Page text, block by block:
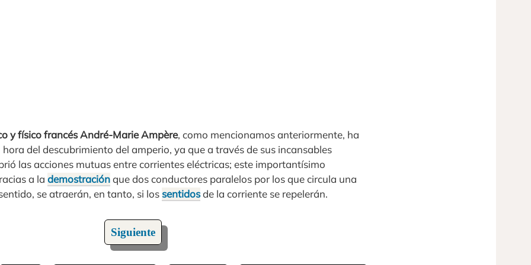
y físico francés André-Marie Ampère, como mencionamos anteriormente, ha
del descubrimiento del amperio, ya que a través de sus incansables
las acciones mutuas entre corrientes eléctricas; este importantísimo
a la demostraciónque dos conductores paralelos por los que circula una
se atraerán, en tanto, si los sentidosde la corriente se repelerán.
Siguiente